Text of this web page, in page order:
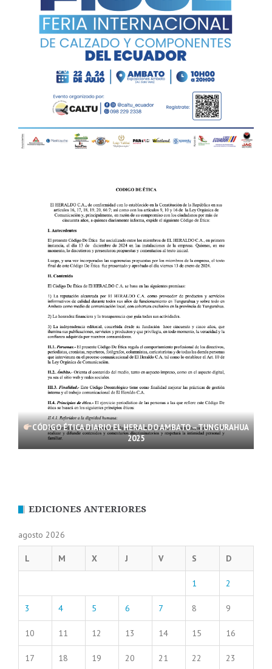
CÓDIGO ÉTICA DIARIO EL HERALDO AMBATO – TUNGURAHUA
2025
EDICIONES ANTERIORES
agosto 2026
L M X J V S D
1 2
3 4 5 6 7 8 9
10 11 12 13 14 15 16
17 18 19 20 21 22 23